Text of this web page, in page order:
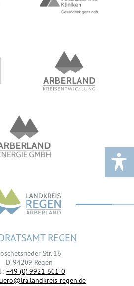
REGEN
Str. 16
D-94209 Regen
+49 (0) 9921 601-0
regen.de